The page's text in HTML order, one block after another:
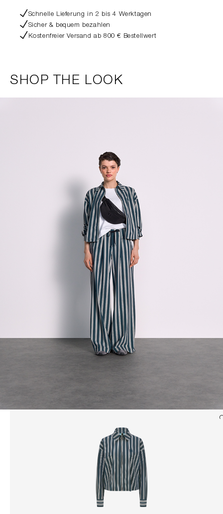
Schnelle Lieferung in 2 bis 4 Werktagen
Sicher & bequem bezahlen
Kostenfreier Versand ab 800 € Bestellwert
SHOP THE LOOK